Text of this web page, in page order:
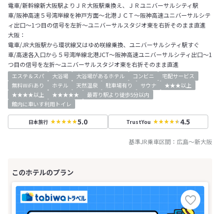
電車/新幹線新大阪駅よりＪＲ大阪駅乗換え、ＪＲユニバーサルシティ駅
車/阪神高速５号湾岸線を神戸方面～北港ＪＣＴ～阪神高速ユニバーサルシテ
ィ出口～1つ目の信号を左折～ユニバーサルスタジオ東を右折そのまま直進
大阪：
電車/JR大阪駅から環状線又はゆめ咲線乗換、ユニバーサルシティ駅すぐ
車/高速各入口から５号湾岸線北港JCT～阪神高速ユニバーサルシティ出口～1
つ目の信号を左折～ユニバーサルスタジオ東を右折そのまま直進
エステ＆スパ 大浴場 大浴場があるホテル コンビニ
宅配サービス
無料WiFiあり
ホテル 天然温泉 駐車場有り サウナ
★★★以上
★★★★以上
★★★★★
最寄り駅より徒歩5分以内
館内に車いす利用トイレ
日本旅行 5.0 TrustYou 4.5
基準JR乗車区間： 広島～新大阪